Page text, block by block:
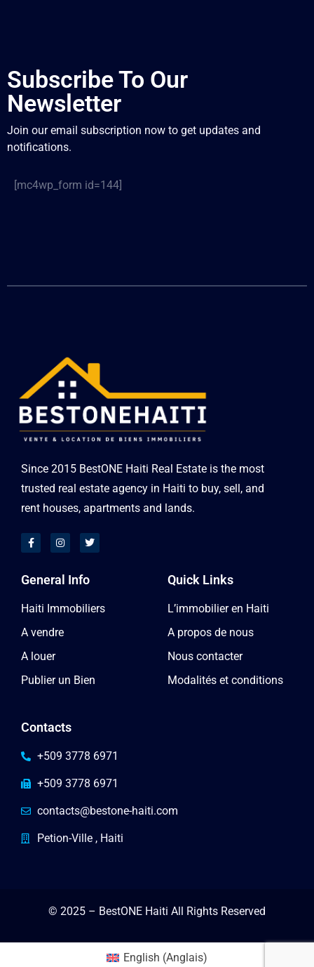
Subscribe To Our
Newsletter
Join our email subscription now to get updates and
notifications.
[mc4wp_form id=144]
Since 2015 BestONE Haiti Real Estate is the most
trusted real estate agency in Haiti to buy, sell, and
rent houses, apartments and lands.
General Info
Haiti Immobiliers
A vendre
A louer
Publier un Bien
Quick Links
L’immobilier en Haiti
A propos de nous
Nous contacter
Modalités et conditions
Contacts
+509 3778 6971
+509 3778 6971
contacts@bestone-haiti.com
Petion-Ville , Haiti
© 2025 – BestONE Haiti All Rights Reserved
English (Anglais)